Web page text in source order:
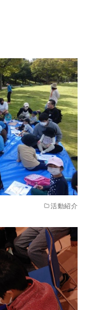
活動紹介